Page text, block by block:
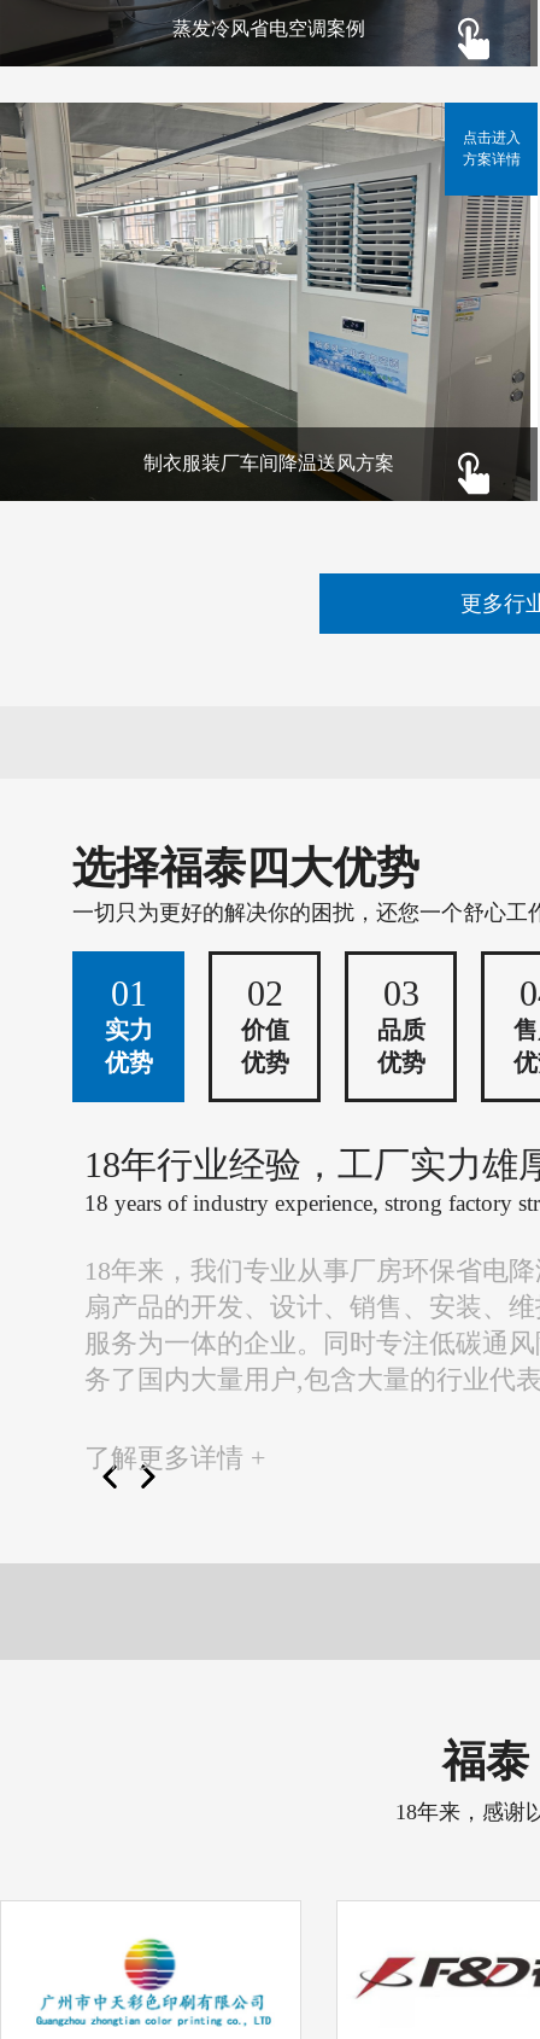
蒸发冷风省电空调案例
制衣服装厂车间降温送风方案
点击进入
方案详情
更多行
选择福泰四大优势
一切只为更好的解决你的困扰，还您一个舒心工
01
实力
优势
02
价值
优势
03
品质
优势
18年行业经验，工厂实力雄
18 years of industry experience, strong factory
18年来，我们专业从事厂房环保省电
扇产品的开发、设计、销售、安装、
服务为一体的企业。同时专注低碳通
务了国内大量用户,包含大量的行业代
了解更多详情 +
福泰
18年来，感谢